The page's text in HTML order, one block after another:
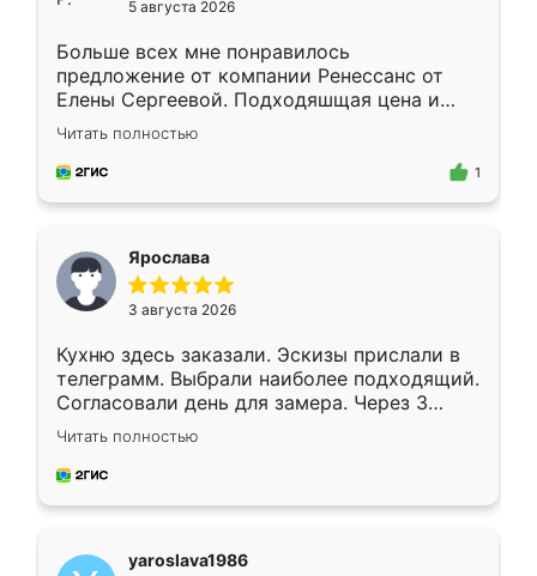
5 августа 2026
Больше всех мне понравилось
предложение от компании Ренессанс от
Елены Сергеевой. Подходяшщая цена и
короткие сроки изготовления. Приехавший
для замера сотрудник Владислав
предложил по моему эскизу самый
Читать полностью
1
Ярослава
3 августа 2026
Кухню здесь заказали. Эскизы прислали в
телеграмм. Выбрали наиболее подходящий.
Согласовали день для замера. Через 3
недели кухня была уже готова. Остались
довольны работой. Спасибо Ренессанс
мебель за качественную работу!
Читать полностью
yaroslava1986